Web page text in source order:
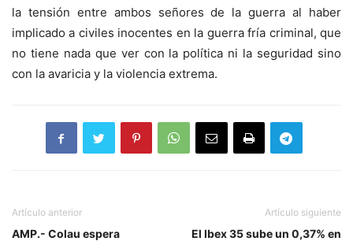
la tensión entre ambos señores de la guerra al haber
implicado a civiles inocentes en la guerra fría criminal, que
no tiene nada que ver con la política ni la seguridad sino
con la avaricia y la violencia extrema.
Artículo anterior
AMP.- Colau espera
Artículo siguiente
El Ibex 35 sube un 0,37% en